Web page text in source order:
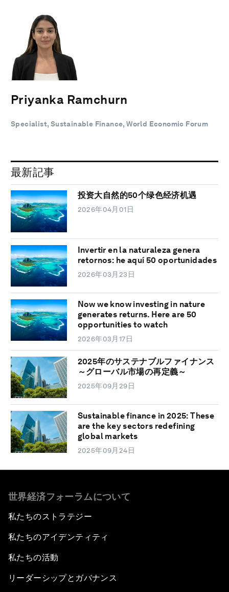
Priyanka Ramchurn
Specialist, Sustainable Finance, World Economic Forum
最新記事
投资大自然的50个绿色经济机遇
2026年04月01日
Invertir en la naturaleza genera
retornos: he aquí 50 oportunidades
2026年03月23日
Now we know investing in nature
generates returns. Here are 50
opportunities to watch
2026年03月17日
2025年のサステナブルファイナンス
～グローバル市場の再定義～
2025年09月29日
Sustainable finance in 2025: These
are the key sectors redefining
global markets
2025年09月24日
世界経済フォーラムについて
私たちのストラテジー
私たちのアイデンティティ
私たちの活動
リーダーシップとガバナンス